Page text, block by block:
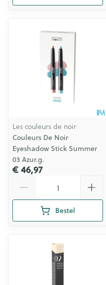
Les couleurs de noir
Couleurs De Noir
Eyeshadow Stick Summer
03 Azur.g.
€ 46,97
Bestel